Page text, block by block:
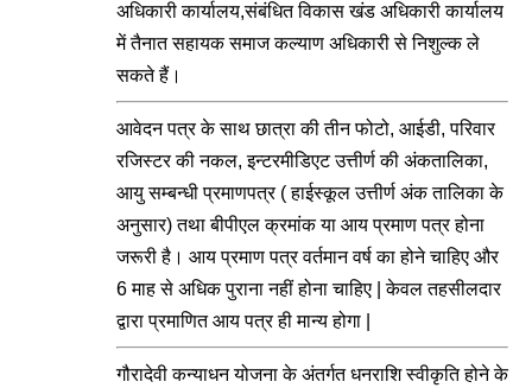
अधिकारी कार्यालय,संबंधित विकास खंड अधिकारी कार्यालय
में तैनात सहायक समाज कल्याण अधिकारी से निशुल्‍क ले
सकते हैं।
आवेदन पत्र के साथ छात्रा की तीन फोटो, आईडी, परिवार
रजिस्टर की नकल, इन्टरमीडिएट उत्तीर्ण की अंकतालिका,
आयु सम्बन्धी प्रमाणपत्र ( हाईस्कूल उत्तीर्ण अंक तालिका के
अनुसार) तथा बीपीएल क्रमांक या आय प्रमाण पत्र होना
जरूरी है। आय प्रमाण पत्र वर्तमान वर्ष का होने चाहिए और
6 माह से अधिक पुराना नहीं होना चाहिए | केवल तहसीलदार
द्वारा प्रमाणित आय पत्र ही मान्य होगा |
गौरादेवी कन्याधन योजना के अंतर्गत धनराशि स्वीकृति होने के